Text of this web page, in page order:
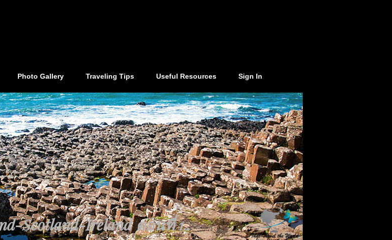
Photo Gallery Traveling Tips Useful Resources Sign In
Jordan ตอนที่ 4 ตอนจบ..